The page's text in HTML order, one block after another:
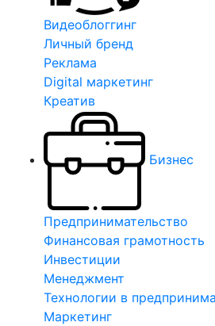
Видеоблоггинг
Личный бренд
Реклама
Digital маркетинг
Креатив
Бизнес
Предпринимательство
Финансовая грамотность
Инвестиции
Менеджмент
Технологии в
Маркетинг